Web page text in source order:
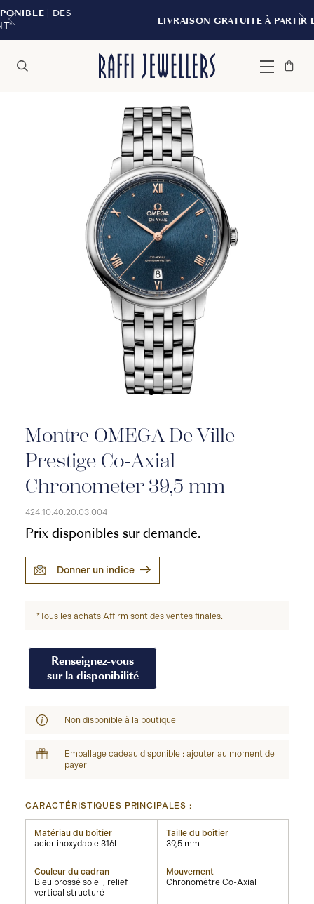
LIVRAISON GRATUITE À PARTIR DE 299 $*
Menu
Sac
Fermer
Montre OMEGA De Ville
Prestige Co-Axial
Chronometer 39,5 mm
424.10.40.20.03.004
Prix disponibles sur demande.
Donner un indice
*Tous les achats Affirm sont des ventes finales.
Renseignez-vous
sur la disponibilité
Non disponible à la boutique
Emballage cadeau disponible : ajouter au moment de
payer
CARACTÉRISTIQUES PRINCIPALES :
Matériau du boîtier
acier inoxydable 316L
Taille du boîtier
39,5 mm
Couleur du cadran
Bleu brossé soleil, relief
vertical structuré
Mouvement
Chronomètre Co-Axial